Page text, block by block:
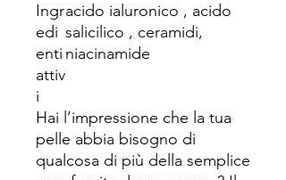
Ingr
edi
enti
attiv
i
acido ialuronico , acido
salicilico , ceramidi,
niacinamide
Hai l’impressione che la tua
pelle abbia bisogno di
qualcosa di più della semplice